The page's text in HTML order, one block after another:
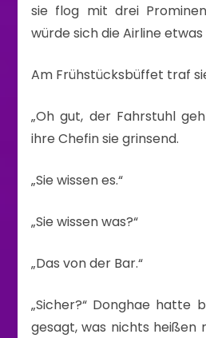
sie flog mit drei
würde sich die Airline
Am Frühstücksbüffet traf
„Oh gut, der Fahrstuhl
ihre Chefin sie grinsend.
„Sie wissen es.“
„Sie wissen was?“
„Das von der Bar.“
„Sicher?“ Donghae hatte
gesagt, was nichts heißen